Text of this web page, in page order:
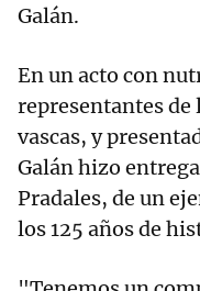
Galán.
En un acto con
representantes
vascas, y
Galán hizo
Pradales, de un
los 125 años de